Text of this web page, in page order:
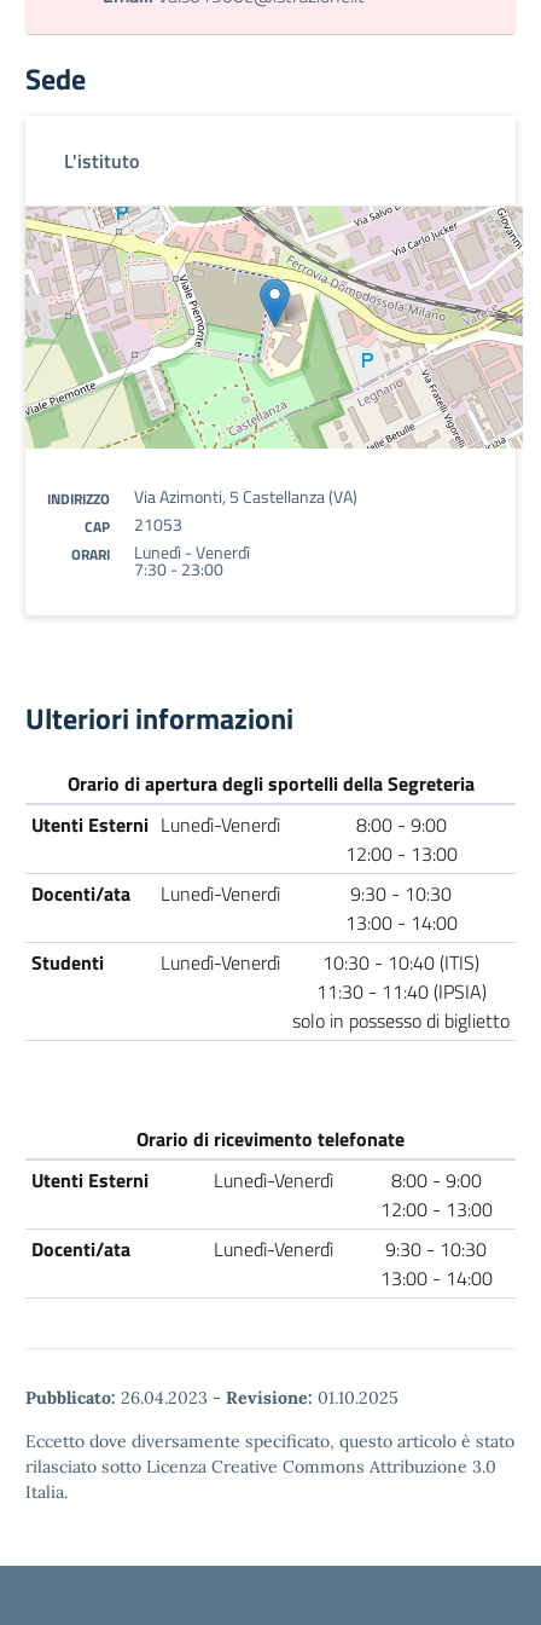
Sede
L'istituto
INDIRIZZO Via Azimonti, 5 Castellanza (VA)
CAP 21053
ORARI Lunedì - Venerdì
7:30 - 23:00
Ulteriori informazioni
Orario di apertura degli sportelli della Segreteria
Utenti Esterni Lunedì-Venerdì
8:00 - 9:00
12:00 - 13:00
Docenti/ata
Lunedì-Venerdì
9:30 - 10:30
13:00 - 14:00
Studenti
Lunedì-Venerdì
10:30 - 10:40 (ITIS)
11:30 - 11:40 (IPSIA)
solo in possesso di biglietto
Orario di ricevimento telefonate
Utenti Esterni
Lunedì-Venerdì
8:00 - 9:00
12:00 - 13:00
Docenti/ata
Lunedì-Venerdì
9:30 - 10:30
13:00 - 14:00
Pubblicato: 26.04.2023 - Revisione: 01.10.2025
Eccetto dove diversamente specificato, questo articolo è stato
rilasciato sotto Licenza Creative Commons Attribuzione 3.0
Italia.